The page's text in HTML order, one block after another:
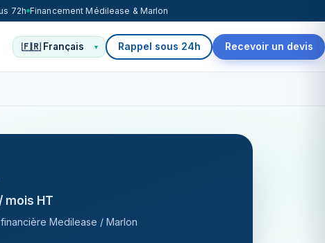
72h Financement Médilease & Marlon
Rappel sous 24h Recevoir un devis
/ mois HT
Medilease / Marlon